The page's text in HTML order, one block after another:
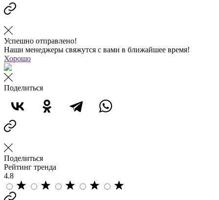
Успешно отправлено!
Наши менеджеры свяжутся с вами в ближайшее время!
Хорошо
Поделиться
Поделиться
Рейтинг тренда
4.8